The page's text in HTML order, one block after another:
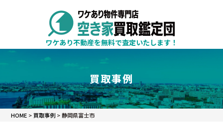
ワケあり不動産を無料で査定いたします！
買取事例
静岡県富士市の不動産買取事
HOME > 買取事例 >静岡県富士市